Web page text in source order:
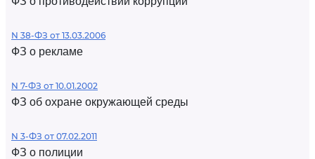
N 38-ФЗ от 13.03.2006
ФЗ о рекламе
N 7-ФЗ от 10.01.2002
ФЗ об охране окружающей среды
N 3-ФЗ от 07.02.2011
ФЗ о полиции